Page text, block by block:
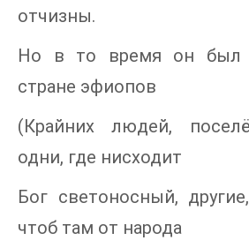
отчизны.
Но в то время он был
стране эфиопов
(Крайних людей,
одни, где нисходит
Бог светоносный,
чтоб там от народа